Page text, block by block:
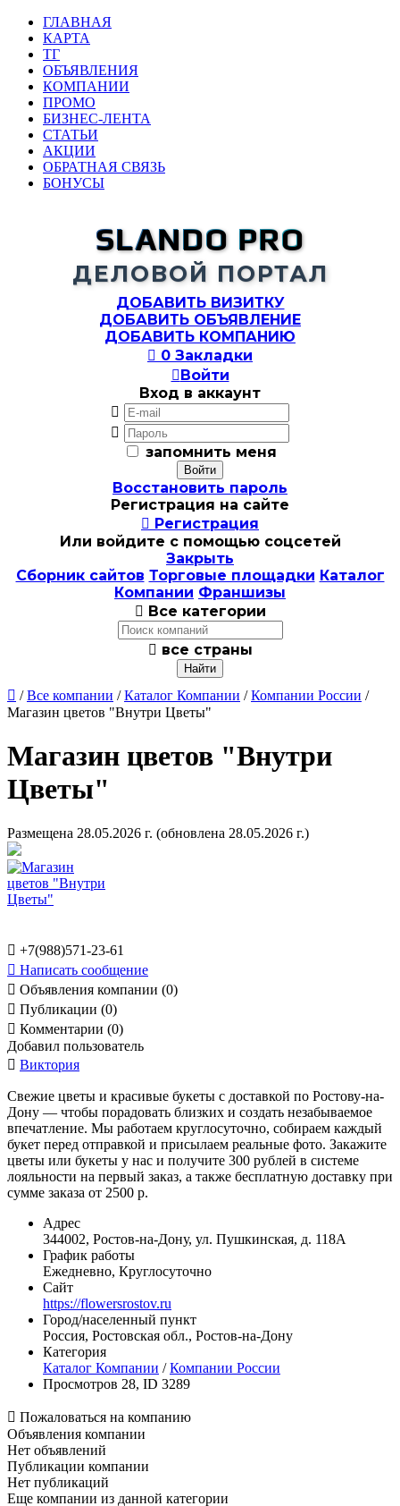
ГЛАВНАЯ
КАРТА
ТГ
ОБЪЯВЛЕНИЯ
КОМПАНИИ
ПРОМО
БИЗНЕС-ЛЕНТА
СТАТЬИ
АКЦИИ
ОБРАТНАЯ СВЯЗЬ
БОНУСЫ
SLANDO PRO
ДЕЛОВОЙ ПОРТАЛ
ДОБАВИТЬ ВИЗИТКУ
ДОБАВИТЬ ОБЪЯВЛЕНИЕ
ДОБАВИТЬ КОМПАНИЮ
 0 Закладки
Войти
Вход в аккаунт


запомнить меня
Восстановить пароль
Регистрация на сайте
 Регистрация
Или войдите с помощью соцсетей
Закрыть
Сборник сайтов Торговые площадки Каталог
Компании Франшизы
 Все категории
 все страны
 /Все компании /Каталог Компании /Компании России /
Магазин цветов "Внутри Цветы"
Магазин цветов "Внутри
Цветы"
Размещена 28.05.2026 г. (обновлена 28.05.2026 г.)
 +7(988)571-23-61
 Написать сообщение
 Объявления компании (0)
 Публикации (0)
 Комментарии (0)
Добавил пользователь
 Виктория
Свежие цветы и красивые букеты с доставкой по Ростову-на-
Дону — чтобы порадовать близких и создать незабываемое
впечатление. Мы работаем круглосуточно, собираем каждый
букет перед отправкой и присылаем реальные фото. Закажите
цветы или букеты у нас и получите 300 рублей в системе
лояльности на первый заказ, а также бесплатную доставку при
сумме заказа от 2500 р.
Адрес
344002, Ростов-на-Дону, ул. Пушкинская, д. 118А
График работы
Ежедневно, Круглосуточно
Сайт
https://flowersrostov.ru
Город/населенный пункт
Россия, Ростовская обл., Ростов-на-Дону
Категория
Каталог Компании /Компании России
Просмотров 28, ID 3289
 Пожаловаться на компанию
Объявления компании
Нет объявлений
Публикации компании
Нет публикаций
Еще компании из данной категории